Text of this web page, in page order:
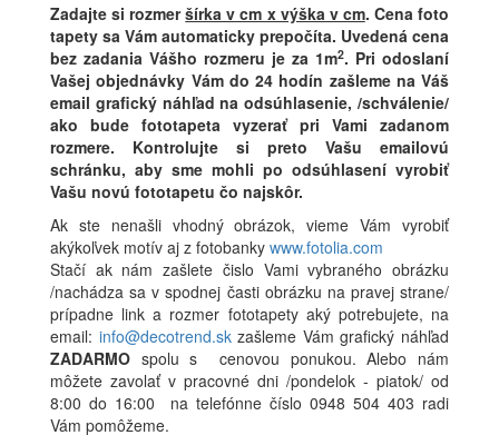
Zadajte si rozmeršírka v cm x výška v cm. Cena foto
tapety sa Vám automaticky prepočíta. Uvedená cena
bez zadania Vášho rozmeru je za 1m2. Pri odoslaní
Vašej objednávky Vám do 24 hodín zašleme na Váš
email grafický náhľad na odsúhlasenie, /schválenie/
ako bude fototapeta vyzerať pri Vami zadanom
rozmere. Kontrolujte si preto Vašu emailovú
schránku, aby sme mohli po odsúhlasení vyrobiť
Vašu novú fototapetu čo najskôr.
Ak ste nenašli vhodný obrázok, vieme Vám vyrobiť
akýkoľvek motív aj z fotobanky www.fotolia.com
Stačí ak nám zašlete čislo Vami vybraného obrázku
/nachádza sa v spodnej časti obrázku na pravej strane/
prípadne link a rozmer fototapety aký potrebujete, na
email: info@decotrend.skzašleme Vám grafický náhľad
ZADARMO spolu s cenovou ponukou. Alebo nám
môžete zavolať v pracovné dni /pondelok - piatok/ od
8:00 do 16:00 na telefónne číslo 0948 504 403 radi
Vám pomôžeme.